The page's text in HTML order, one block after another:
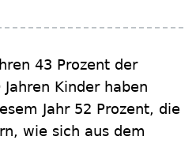
43 Prozent der
Kinder haben
Jahr 52 Prozent, die
wie sich aus dem